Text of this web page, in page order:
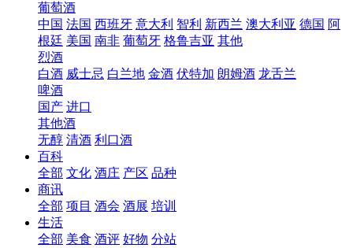
葡萄酒
中国 法国 西班牙 意大利 智利 新西兰 澳大利亚 德国 阿
根廷 美国 南非 葡萄牙 格鲁吉亚 其他
烈酒
白酒 威士忌 白兰地 金酒 伏特加 朗姆酒 龙舌兰
啤酒
国产 进口
其他酒
无醇 清酒 利口酒
百科
全部 文化 酒庄 产区 品种
商讯
全部 项目 酒会 酒展 培训
生活
全部 美食 酒评 好物 分站